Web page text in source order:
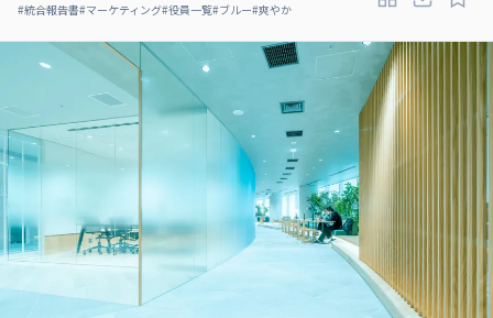
#統合報告書#マーケティング#役員一覧#ブルー#爽やか